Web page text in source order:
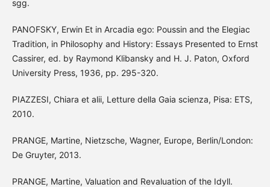
sgg.
PANOFSKY, Erwin Et in Arcadia ego: Poussin and the Elegiac
Tradition, in Philosophy and History: Essays Presented to Ernst
Cassirer, ed. by Raymond Klibansky and H. J. Paton, Oxford
University Press, 1936, pp. 295-320.
PIAZZESI, Chiara et alii, Letture della Gaia scienza, Pisa: ETS,
2010.
PRANGE, Martine, Nietzsche, Wagner, Europe, Berlin/London:
De Gruyter, 2013.
PRANGE, Martine, Valuation and Revaluation of the Idyll.